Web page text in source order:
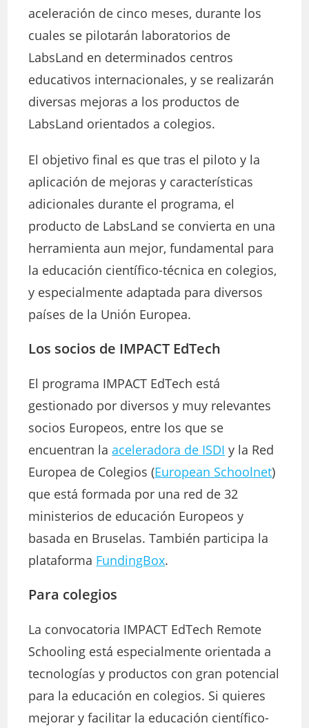
aceleración de cinco meses, durante los
cuales se pilotarán laboratorios de
LabsLand en determinados centros
educativos internacionales, y se realizarán
diversas mejoras a los productos de
LabsLand orientados a colegios.
El objetivo final es que tras el piloto y la
aplicación de mejoras y características
adicionales durante el programa, el
producto de LabsLand se convierta en una
herramienta aun mejor, fundamental para
la educación científico-técnica en colegios,
y especialmente adaptada para diversos
países de la Unión Europea.
Los socios de IMPACT EdTech
El programa IMPACT EdTech está
gestionado por diversos y muy relevantes
socios Europeos, entre los que se
encuentran laaceleradora de ISDI y la Red
Europea de Colegios (European Schoolnet)
que está formada por una red de 32
ministerios de educación Europeos y
basada en Bruselas. También participa la
plataforma FundingBox.
Para colegios
La convocatoria IMPACT EdTech Remote
Schooling está especialmente orientada a
tecnologías y productos con gran potencial
para la educación en colegios. Si quieres
mejorar y facilitar la educación científico-